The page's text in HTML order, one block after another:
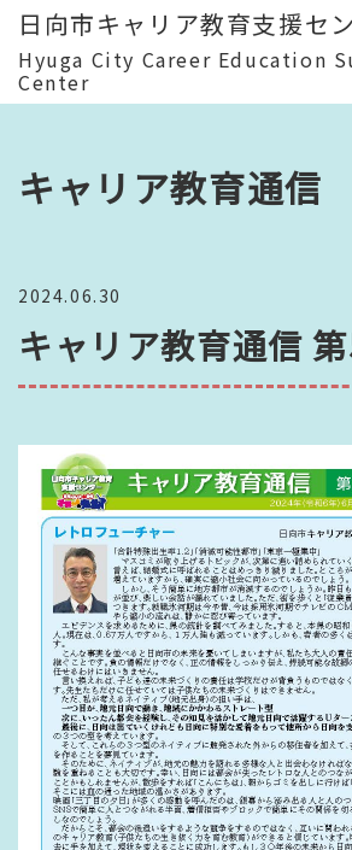
日向市キャリア教育支援セ
Hyuga City Career Education
Center
キャリア教育通信
2024.06.30
キャリア教育通信